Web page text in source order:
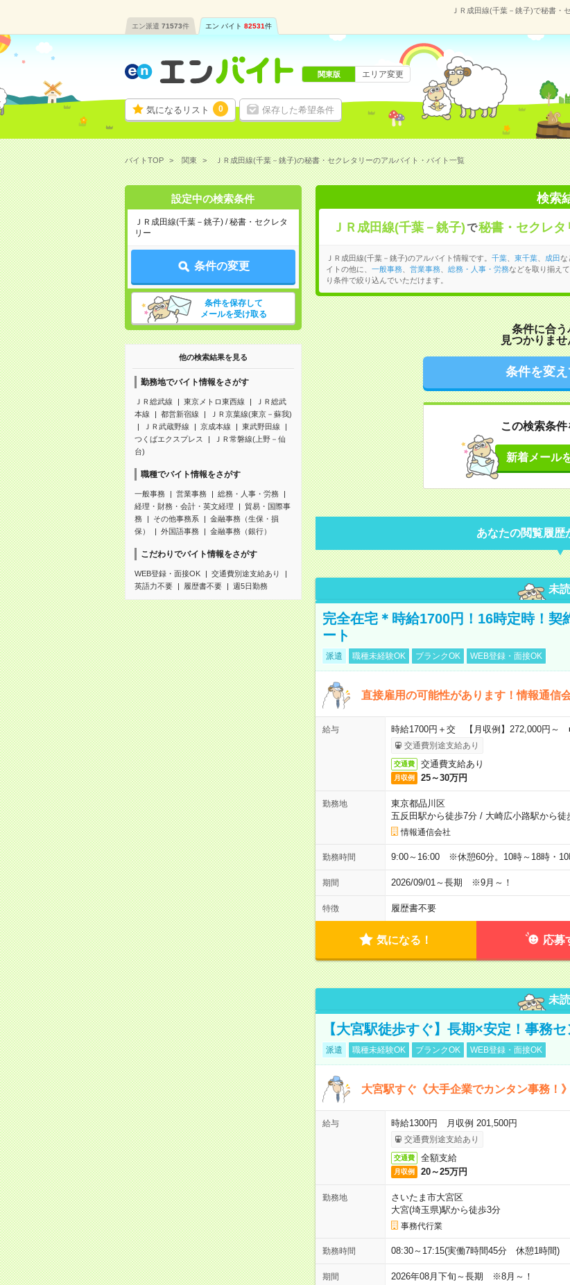
ＪＲ成田線(千葉－銚子)で秘書・
エン派遣 71573件 エン バイト 82531件
気になるリスト 0 保存した希望条件
関東版 エリア変更
バイトTOP 関東 ＪＲ成田線(千葉－銚子)の秘書・セクレタリーのアルバイト・バイト一覧
設定中の検索条件
ＪＲ成田線(千葉－銚子) / 秘書・セクレタ
リー
条件の変更
条件を保存して
メールを受け取る
他の検索結果を見る
勤務地でバイト情報をさがす
ＪＲ総武線 東京メトロ東西線
ＪＲ総武
本線
都営新宿線
ＪＲ京葉線(東京－蘇我)
ＪＲ武蔵野線
京成本線
東武野田線
つくばエクスプレス
ＪＲ常磐線(上野－仙
台)
職種でバイト情報をさがす
一般事務 営業事務
総務・人事・労務
経理・財務・会計・英文経理
貿易・国際事
務
その他事務系
金融事務（生保・損
保）
外国語事務 金融事務（銀行）
こだわりでバイト情報をさがす
WEB登録・面接OK
交通費別途支給あり
英語力不要
履歴書不要 週5日勤務
検索
ＪＲ成田線(千葉－銚子)で秘書・セクレタ
ＪＲ成田線(千葉－銚子)のアルバイト情報です。 千葉、 東千葉、 成田な
イトの他に、 一般事務、 営業事務、 総務・人事・労務などを取り揃え
り条件で絞り込んでいただけます。
条件に合う
見つかりませ
条件を変
この検索条
新着メール
あなたの閲覧履歴
未読
完全在宅＊時給1700円！16時定時！
ート
派遣 職種未経験OK ブランクOK WEB登録・面接OK
直接雇用の可能性があります！情報通信
給与 時給1700円＋交 【月収例】272,000円～
交通費別途支給あり
交通費 交通費支給あり
月収例 25～30万円
勤務地
東京都品川区
五反田駅から徒歩7分/ 大崎広小路駅から徒
情報通信会社
勤務時間 9:00～16:00 ※休憩60分。10時～18時・10
期間 2026/09/01～長期 ※9月～！
特徴 履歴書不要
気になる！ 応募
未読
【大宮駅徒歩すぐ】長期×安定！事務
派遣 職種未経験OK ブランクOK WEB登録・面接OK
大宮駅すぐ《大手企業でカンタン事務！
給与 時給1300円 月収例 201,500円
交通費別途支給あり
交通費 全額支給
月収例 20～25万円
勤務地
さいたま市大宮区
大宮(埼玉県)駅から徒歩3分
事務代行業
勤務時間 08:30～17:15(実働7時間45分 休憩1時間)
期間 2026年08月下旬～長期 ※8月～！